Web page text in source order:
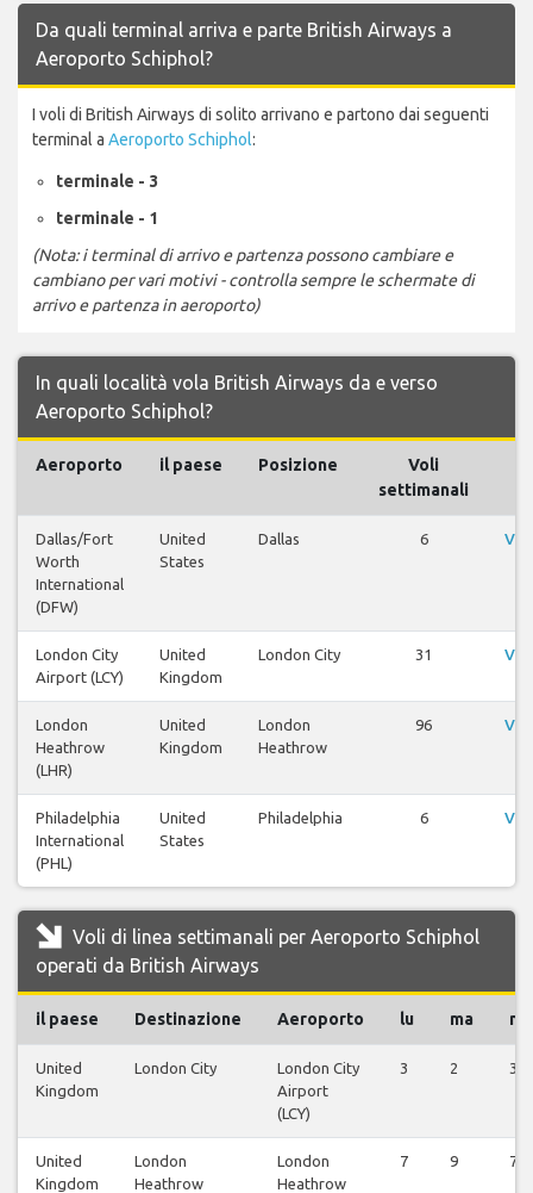
Da quali terminal arriva e parte British Airways a
Aeroporto Schiphol?
I voli di British Airways di solito arrivano e partono dai seguenti
terminal a Aeroporto Schiphol:
terminale - 3
terminale - 1
(Nota: i terminal di arrivo e partenza possono cambiare e
cambiano per vari motivi - controlla sempre le schermate di
arrivo e partenza in aeroporto)
In quali località vola British Airways da e verso
Aeroporto Schiphol?
Aeroporto il paese Posizione
Voli
settimanali
Dallas/Fort
Worth
International
(DFW)
United
States
Dallas 6
London City
Airport (LCY)
United
Kingdom
London City 31
London
Heathrow
(LHR)
United
Kingdom
London
Heathrow
96
Philadelphia
International
(PHL)
United
States
Philadelphia 6
Voli di linea settimanali per Aeroporto Schiphol
operati da British Airways
il paese Destinazione Aeroporto lu ma me
United
Kingdom
London City
London City
Airport
(LCY)
3 2 3
United
Kingdom
London
Heathrow
London
Heathrow
7 9 7